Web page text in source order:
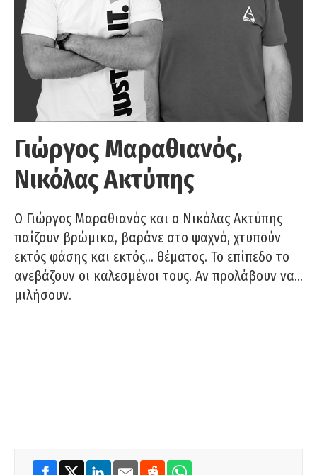
Γιώργος Μαραθιανός,
Νικόλας Ακτύπης
Ο Γιώργος Μαραθιανός και ο Νικόλας Ακτύπης
παίζουν βρώμικα, βαράνε στο ψαχνό, χτυπούν
εκτός φάσης και εκτός… θέματος. Το επίπεδο το
ανεβάζουν οι καλεσμένοι τους. Αν προλάβουν να…
μιλήσουν.